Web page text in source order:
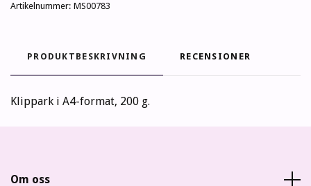
Artikelnummer: MS00783
PRODUKTBESKRIVNING RECENSIONER
Klippark i A4-format, 200 g.
Om oss